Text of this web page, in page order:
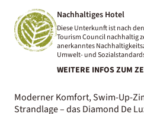
Nachhaltiges Hotel
Diese Unterkunft ist nach
Tourism Council nachhaltig
anerkanntes
Umwelt- und
WEITERE INFOS ZUM
Moderner Komfort, Swim-Up-
Strandlage – das Diamond De